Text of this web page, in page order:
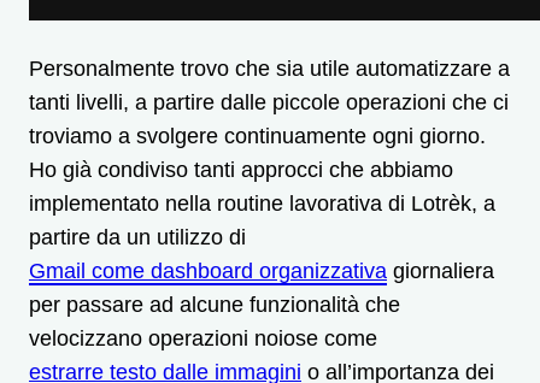
Personalmente trovo che sia utile automatizzare a
tanti livelli, a partire dalle piccole operazioni che ci
troviamo a svolgere continuamente ogni giorno.
Ho già condiviso tanti approcci che abbiamo
implementato nella routine lavorativa di Lotrèk, a
partire da un utilizzo di
Gmail come dashboard organizzativa giornaliera
per passare ad alcune funzionalità che
velocizzano operazioni noiose come
estrarre testo dalle immagini o all’importanza dei